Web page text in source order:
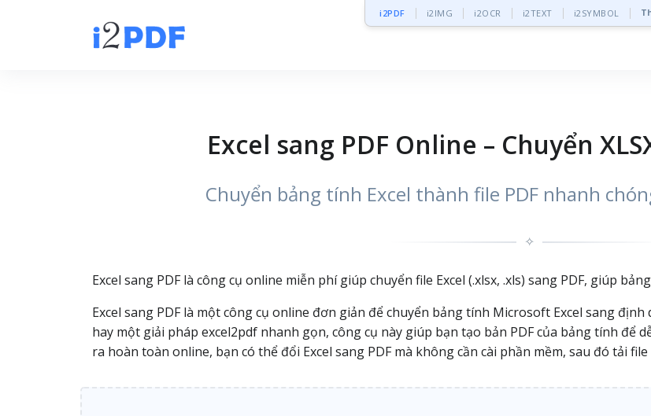
i2PDF i2IMG i2OCR i2TEXT i2SYMBOL
Excel sang PDF Online – Chuyển
Chuyển bảng tính Excel thành file PDF nhanh
✧
Excel sang PDF là công cụ online miễn phí giúp chuyển file Excel (.xlsx, .xls) sang PDF, giúp
Excel sang PDF là một công cụ online đơn giản để chuyển bảng tính Microsoft Excel sang định
hay một giải pháp excel2pdf nhanh gọn, công cụ này giúp bạn tạo bản PDF của bảng tính để
ra hoàn toàn online, bạn có thể đổi Excel sang PDF mà không cần cài phần mềm, sau đó tải